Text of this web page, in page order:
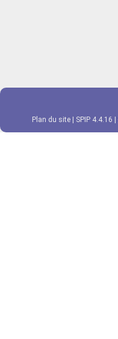
Plan du site | SPIP 4.4.16 |